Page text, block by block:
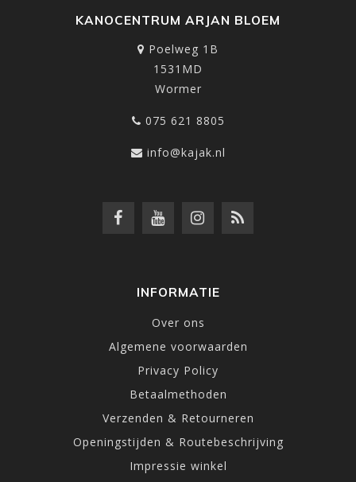
KANOCENTRUM ARJAN BLOEM
Poelweg 1B
1531MD
Wormer
075 621 8805
info@kajak.nl
INFORMATIE
Over ons
Algemene voorwaarden
Privacy Policy
Betaalmethoden
Verzenden & Retourneren
Openingstijden & Routebeschrijving
Impressie winkel